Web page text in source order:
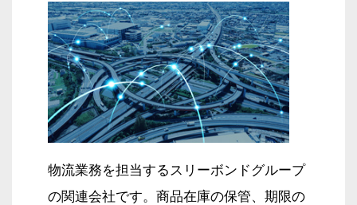
物流業務を担当するスリーボンドグループ
の関連会社です。 商品在庫の保管、期限の